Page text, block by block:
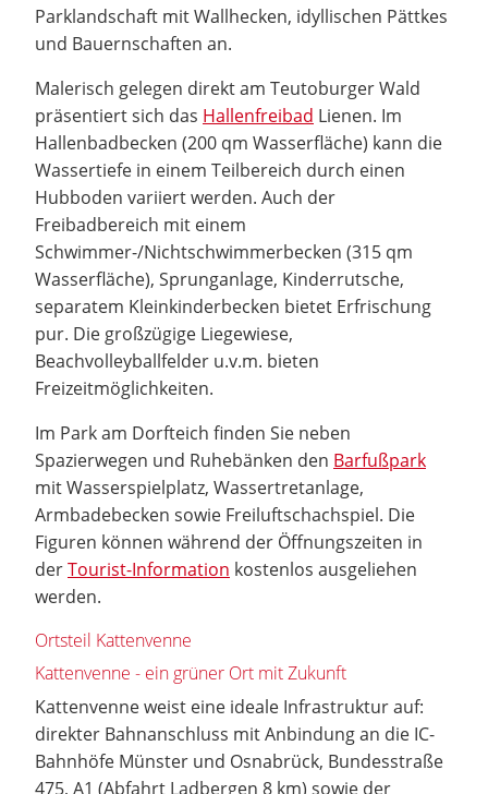
Parklandschaft mit Wallhecken, idyllischen Pättkes
und Bauernschaften an.
Malerisch gelegen direkt am Teutoburger Wald
präsentiert sich das Hallenfreibad Lienen. Im
Hallenbadbecken (200 qm Wasserfläche) kann die
Wassertiefe in einem Teilbereich durch einen
Hubboden variiert werden. Auch der
Freibadbereich mit einem
Schwimmer-/Nichtschwimmerbecken (315 qm
Wasserfläche), Sprunganlage, Kinderrutsche,
separatem Kleinkinderbecken bietet Erfrischung
pur. Die großzügige Liegewiese,
Beachvolleyballfelder u.v.m. bieten
Freizeitmöglichkeiten.
Im Park am Dorfteich finden Sie neben
Spazierwegen und Ruhebänken den Barfußpark
mit Wasserspielplatz, Wassertretanlage,
Armbadebecken sowie Freiluftschachspiel. Die
Figuren können während der Öffnungszeiten in
derTourist-Information kostenlos ausgeliehen
werden.
Ortsteil Kattenvenne
Kattenvenne - ein grüner Ort mit Zukunft
Kattenvenne weist eine ideale Infrastruktur auf:
direkter Bahnanschluss mit Anbindung an die IC-
Bahnhöfe Münster und Osnabrück, Bundesstraße
475, A1 (Abfahrt Ladbergen 8 km) sowie der